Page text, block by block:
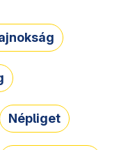
Népliget